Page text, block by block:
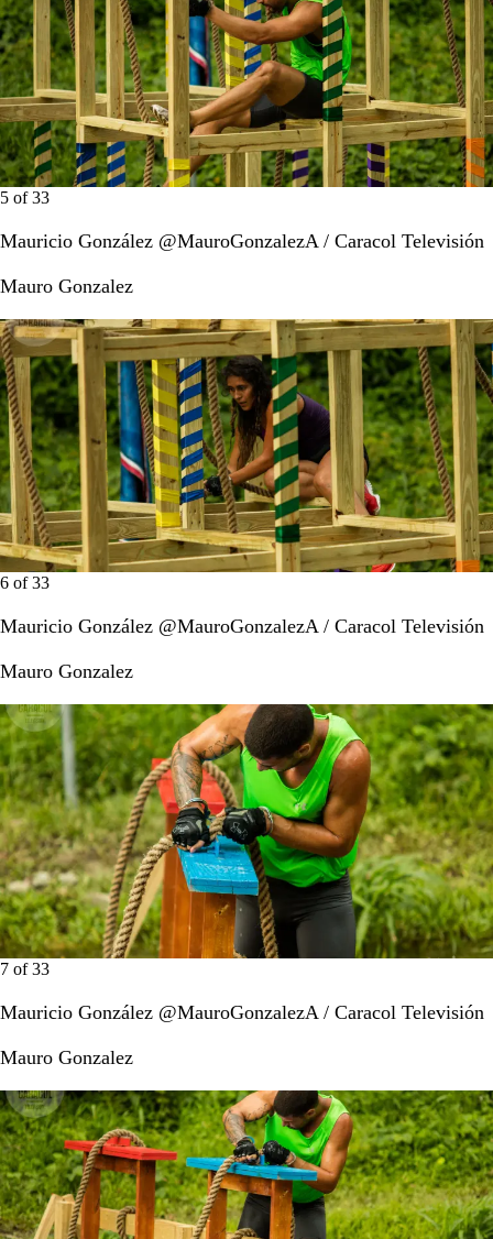
5 of33
Mauricio González @MauroGonzalezA / Caracol Televisión
Mauro Gonzalez
6 of33
Mauricio González @MauroGonzalezA / Caracol Televisión
Mauro Gonzalez
7 of33
Mauricio González @MauroGonzalezA / Caracol Televisión
Mauro Gonzalez